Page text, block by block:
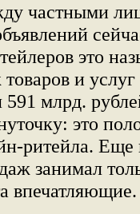
частными
это
и услуг
млрд.
это
ритейла. Еще
занимал
впечатляющие.